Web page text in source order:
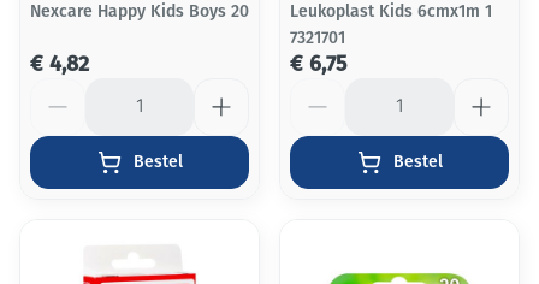
Nexcare Happy Kids Boys 20
€ 4,82
Bestel
Leukoplast Kids 6cmx1m 1
7321701
€ 6,75
Bestel